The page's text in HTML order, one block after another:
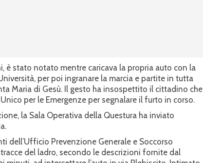
è stato notato mentre caricava la propria auto con la
per poi ingranare la marcia e partite in tutta
Maria di Gesù. Il gesto ha insospettito il cittadino che
per le Emergenze per segnalare il furto in corso.
la Sala Operativa della Questura ha inviato
dell’Ufficio Prevenzione Generale e Soccorso
del ladro, secondo le descrizioni fornite dal